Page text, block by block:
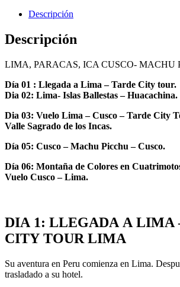
Descripción
Descripción
LIMA, PARACAS, ICA CUSCO- MACHU
Día 01 : Llegada a Lima – Tarde City tour.
Dia 02: Lima- Islas Ballestas – Huacachina.
Dia 03: Vuelo Lima – Cusco – Tarde City
Valle Sagrado de los Incas.
Día 05: Cusco – Machu Picchu –Cusco.
Día 06: Montaña de Colores en
Vuelo Cusco – Lima.
DIA 1: LLEGADA A LIMA
CITY TOUR LIMA
Su aventura en Peru comienza en Lima.
trasladado a su hotel.